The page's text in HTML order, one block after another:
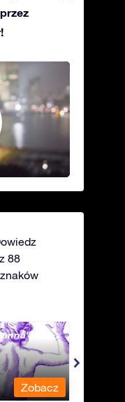
88
Zobacz